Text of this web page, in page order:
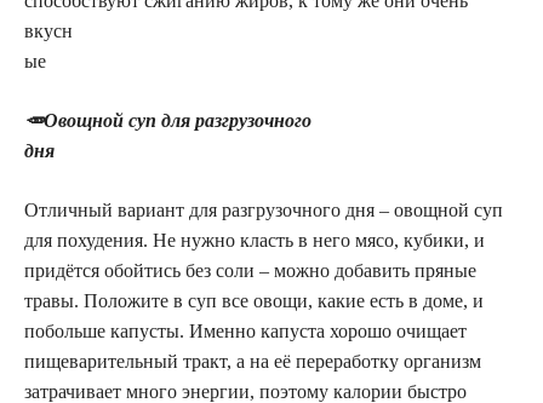
вкусн
ые
🥕Овощной суп для разгрузочного
дня
Отличный вариант для разгрузочного дня – овощной суп
для похудения. Не нужно класть в него мясо, кубики, и
придётся обойтись без соли – можно добавить пряные
травы. Положите в суп все овощи, какие есть в доме, и
побольше капусты. Именно капуста хорошо очищает
пищеварительный тракт, а на её переработку организм
затрачивает много энергии, поэтому калории быстро